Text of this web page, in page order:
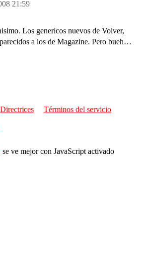
21:59
Los genericos nuevos de Volver,
a los de Magazine. Pero bueh…
Directrices Términos del servicio
se ve mejor con JavaScript activado